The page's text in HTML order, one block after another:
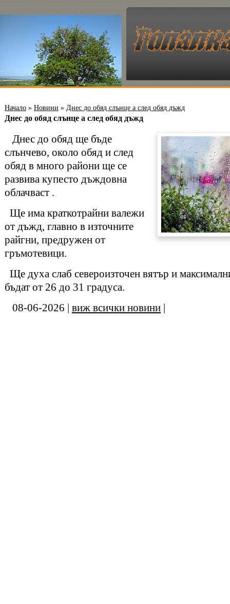
Начало » Новини » Днес до обяд слънце а след обяд дъжд
Днес до обяд слънце а след обяд дъжд
Днес до обяд ще бъде
слънчево, около обяд и след
обяд в много райони ще се
развива купесто дъждовна
облачваст .
Ще има краткотрайни валежи
от дъжд, главно в източните
райгни, предружен от
гръмотевици.
Ще духа слаб североизточен вятър и
бъдат от 26 до 31 градуса.
08-06-2026 | виж всички новини |